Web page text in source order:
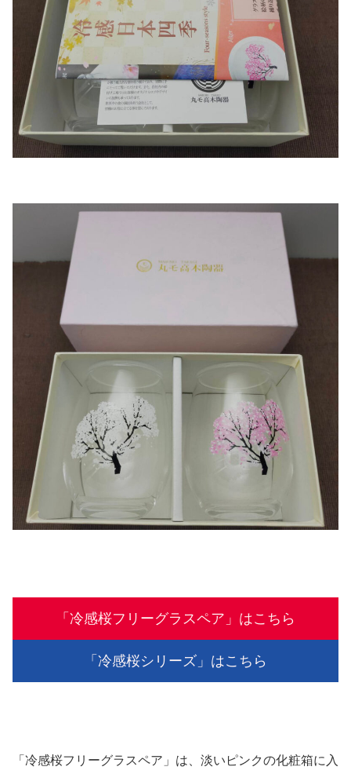
「冷感桜フリーグラスペア」はこちら
「冷感桜シリーズ」はこちら
「冷感桜フリーグラスペア」は、淡いピンクの化粧箱に入